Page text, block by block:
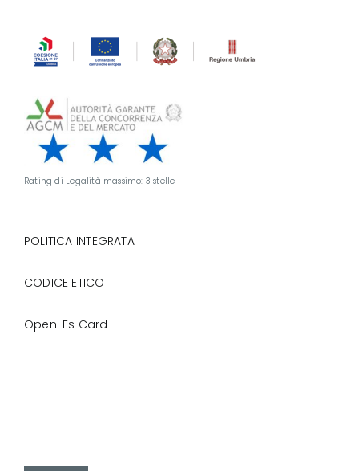
Rating di Legalità massimo: 3 stelle
POLITICA INTEGRATA
CODICE ETICO
Open-Es Card